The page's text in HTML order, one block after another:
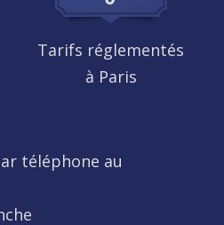
Tarifs réglementés
à Paris
téléphone au